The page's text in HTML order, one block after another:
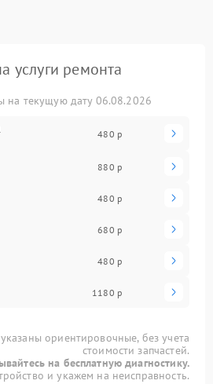
услуги ремонта
на текущую дату 06.08.2026
480 р
880 р
480 р
680 р
480 р
1180 р
ориентировочные, без учета
стоимости запчастей.
на бесплатную диагностику.
и укажем на неисправность.